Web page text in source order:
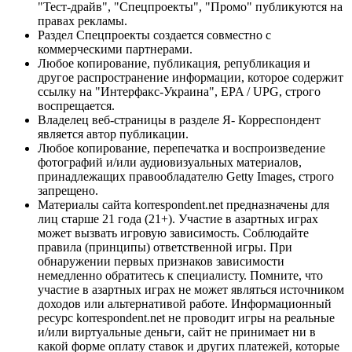
"Тест-драйв", "Спецпроекты", "Промо" публикуются на
правах рекламы.
Раздел Спецпроекты создается совместно с
коммерческими партнерами.
Любое копирование, публикация, републикация и
другое распространение информации, которое содержит
ссылку на "Интерфакс-Украина", EPA / UPG, строго
воспрещается.
Владелец веб-страницы в разделе Я- Корреспондент
является автор публикации.
Любое копирование, перепечатка и воспроизведение
фотографий и/или аудиовизуальных материалов,
принадлежащих правообладателю Getty Images, строго
запрещено.
Материалы сайта korrespondent.net предназначены для
лиц старше 21 года (21+). Участие в азартных играх
может вызвать игровую зависимость. Соблюдайте
правила (принципы) ответственной игры. При
обнаружении первых признаков зависимости
немедленно обратитесь к специалисту. Помните, что
участие в азартных играх не может являться источником
доходов или альтернативой работе. Информационный
ресурс korrespondent.net не проводит игры на реальные
и/или виртуальные деньги, сайт не принимает ни в
какой форме оплату ставок и других платежей, которые